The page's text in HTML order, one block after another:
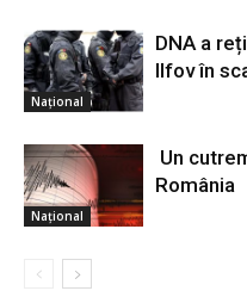
Național
DNA a
Ilfov în
Național
Un
România